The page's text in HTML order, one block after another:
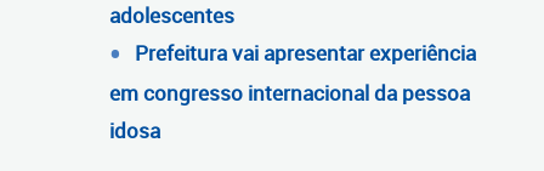
adolescentes
Prefeitura vai apresentar experiência
em congresso internacional da pessoa
idosa